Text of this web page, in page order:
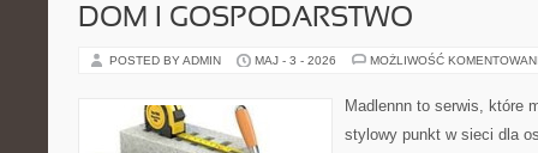
DOM I GOSPODARSTWO
POSTED BY ADMIN MAJ - 3 - 2026 MOŻLIWOŚĆ
Madlennn to serwis, które
stylowy punkt w sieci dla